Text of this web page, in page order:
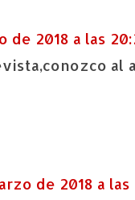
de 2018 a las
al
de 2018 a las